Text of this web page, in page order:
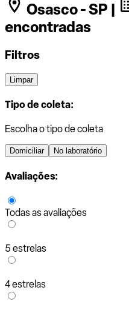
Osasco - SP |
encontradas
Filtros
Limpar
Tipo de coleta:
Escolha o tipo de coleta
Domiciliar No laboratório
Avaliações:
Todas as avaliações
5 estrelas
4 estrelas